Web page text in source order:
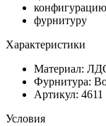
конфигурацию
фурнитуру
Характеристики
Материал:
Фурнитура:
Артикул: 4611
Условия